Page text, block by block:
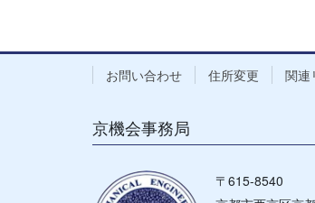
ペ
ー
送
り
ジ
ジ
お問い合わせ 住所変更 関連
京機会事務局
〒615-8540